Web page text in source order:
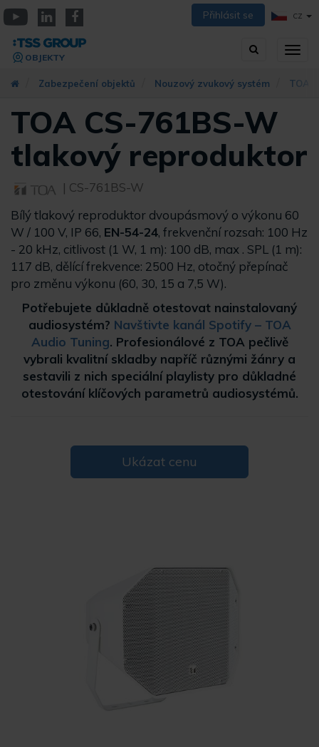
Přejít
k
hlavnímu
obsahu
Přihlásit se CZ
Vyhledávání
OBJEKTY
Zabezpečení objektů Nouzový zvukový systém TOA
TOA CS-761BS-W
tlakový reproduktor
| CS-761BS-W
Bílý tlakový reproduktor dvoupásmový o výkonu 60
W / 100 V, IP 66, EN-54-24, frekvenční rozsah: 100 Hz
- 20 kHz, citlivost (1 W, 1 m): 100 dB, max . SPL (1 m):
117 dB, dělící frekvence: 2500 Hz, otočný přepínač
pro změnu výkonu (60, 30, 15 a 7,5 W).
Potřebujete důkladně otestovat nainstalovaný
audiosystém? Navštivte kanál Spotify – TOA
Audio Tuning. Profesionálové z TOA pečlivě
vybrali kvalitní skladby napříč různými žánry a
sestavili z nich speciální playlisty pro důkladné
otestování klíčových parametrů audiosystémů.
Ukázat cenu